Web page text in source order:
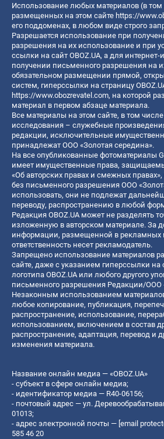
Использование любых материалов (в том
размещенных на этом сайте https://
его поддоменах, в любом виде строго
Разрешается использование при
разрешения на их использование и при
ссылки на сайт OBOZ.UA, а для
получении письменного разрешения на
обязательном размещении прямой,
систем, гиперссылки на страницу
https://www.obozrevatel.com, на которой
материал в первом абзаце материала.
Все материалы на этом сайте, в том
исследования – служебные
редакции, исключительные
принадлежат ООО «Золотая середина».
На все опубликованные фотоматериалы
имеет имущественные права,
«Об авторских правах и смежных
без письменного разрешения ООО
использовать, они не подлежат
переводу, распространению в любой
Редакция OBOZ.UA может не разделять
изложенную в авторском материале. За
информации, размещенной в рекламных
ответственность несет рекламодатель.
Запрещено использование материалов
сайте, даже с указанием гиперссылки на
логотипа OBOZ.UA или любого другого
письменного разрешения Редакции/ООО
Незаконным использованием
любое копирование, публикация,
распространение, использование,
использованием, включением в состав
распространение, адаптация, перевод и
изменения материала.
Название онлайн медиа — «OBOZ.UA»
- субъект в сфере онлайн медиа;
- идентификатор медиа — R40-06156;
- почтовый адрес — ул.
01013;
- адрес электронной почты — [email
585 46 20